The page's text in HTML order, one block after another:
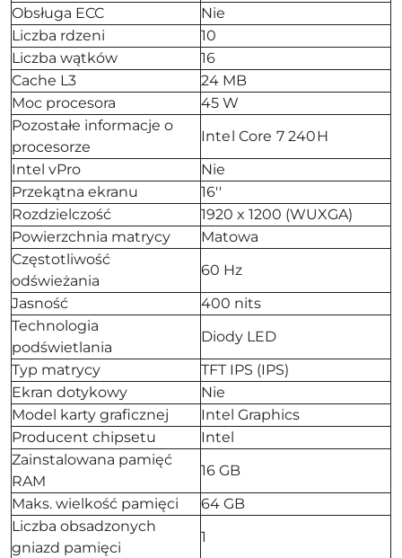
Obsługa ECC
Nie
Liczba rdzeni
10
Liczba wątków
16
Cache L3
24 MB
Moc procesora
45 W
Pozostałe informacje o
procesorze
Intel Core 7 240H
Intel vPro
Nie
Przekątna ekranu
16''
Rozdzielczość
1920 x 1200 (WUXGA)
Powierzchnia matrycy
Matowa
Częstotliwość
odświeżania
60 Hz
Jasność
400 nits
Technologia
podświetlania
Diody LED
Typ matrycy
TFT IPS (IPS)
Ekran dotykowy
Nie
Model karty graficznej
Intel Graphics
Producent chipsetu
Intel
Zainstalowana pamięć
RAM
16 GB
Maks. wielkość pamięci
64 GB
Liczba obsadzonych
gniazd pamięci
1